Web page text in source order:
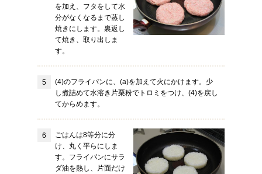
を加え、フタをして水
分がなくなるまで蒸し
焼きにします。裏返し
て焼き、取り出しま
す。
(4)のフライパンに、(a)を加えて火にかけます。少
し煮詰めて水溶き片栗粉でトロミをつけ、(4)を戻し
てからめます。
ごはんは8等分に分
け、丸く平らにしま
す。フライパンにサラ
ダ油を熱し、片面だけ